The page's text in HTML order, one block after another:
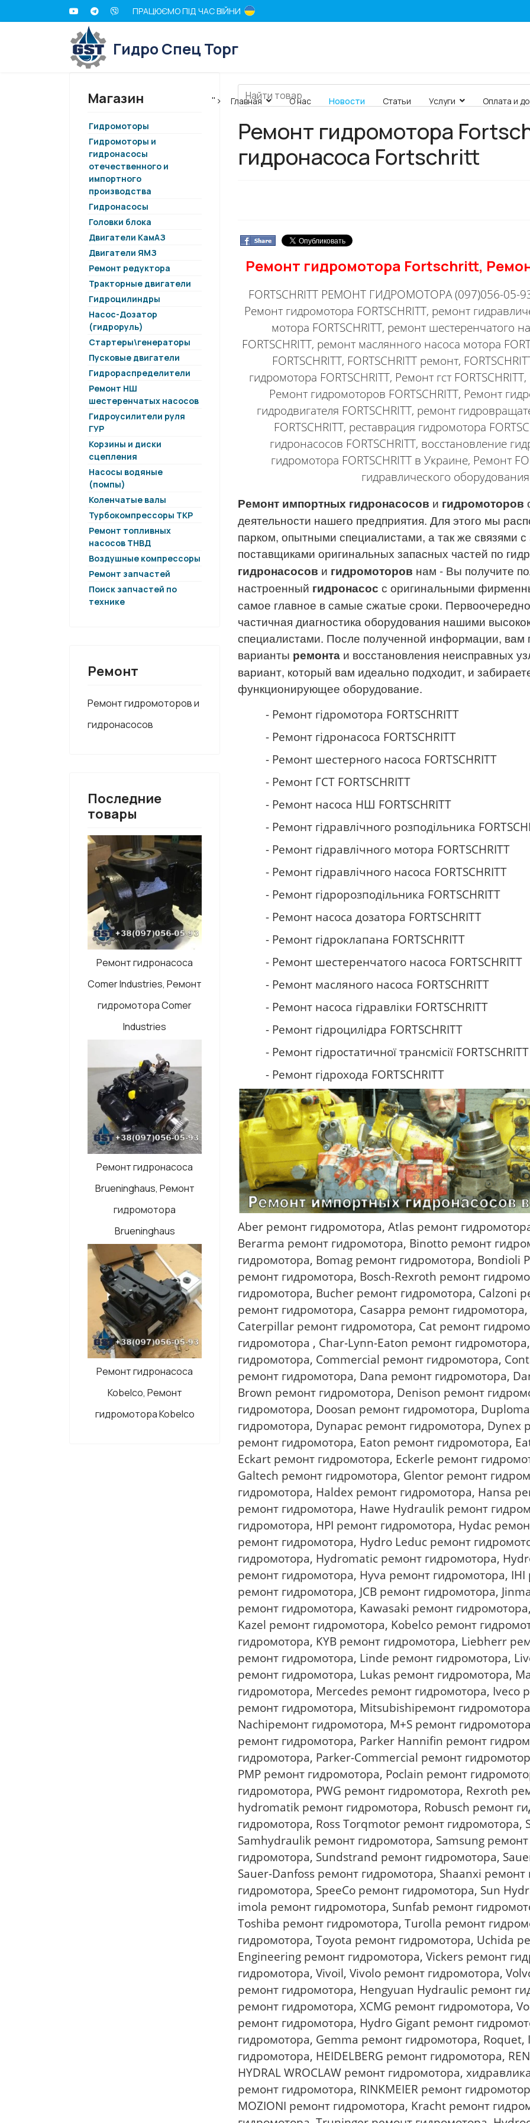
ПРАЦЮЄМО ПІД ЧАС ВІЙНИ
Гидро Спец Торг
"> Главная О нас Новости Статьи Услуги Оплата и
Магазин
Гидромоторы
Гидромоторы и
гидронасосы
отечественного и
импортного
производства
Гидронасосы
Головки блока
Двигатели КамАЗ
Двигатели ЯМЗ
Ремонт редуктора
Тракторные двигатели
Гидроцилиндры
Насос-Дозатор
(гидроруль)
Стартеры\генераторы
Пусковые двигатели
Гидрораспределители
Ремонт НШ
шестеренчатых насосов
Гидроусилители руля
ГУР
Корзины и диски
сцепления
Насосы водяные
(помпы)
Коленчатые валы
Турбокомпрессоры ТКР
Ремонт топливных
насосов ТНВД
Воздушные компрессоры
Ремонт запчастей
Поиск запчастей по
технике
Ремонт
Ремонт гидромоторов и
гидронасосов
Последние
товары
Ремонт гидронасоса
Comer Industries, Ремонт
гидромотора Comer
Industries
Ремонт гидронасоса
Brueninghaus, Ремонт
гидромотора
Brueninghaus
Ремонт гидронасоса
Kobelco, Ремонт
гидромотора Kobelco
Ремонт гидромотора
гидронасоса Fortschritt
Ремонт гидромотора Fortschritt,
FORTSCHRITT РЕМОНТ ГИДРОМОТОРА (097)056-05-
Ремонт гидромотора FORTSCHRITT, ремонт
мотора FORTSCHRITT, ремонт шестеренчатого
FORTSCHRITT, ремонт маслянного насоса мотора
FORTSCHRITT, FORTSCHRITTремонт,
гидромотора FORTSCHRITT, Ремонт гст FORTSCHRITT,
Ремонт гидромоторов FORTSCHRITT, Ремонт
гидродвигателя FORTSCHRITT, ремонт
FORTSCHRITT, реставрация гидромотора
гидронасосов FORTSCHRITT, восстановление
гидромотора FORTSCHRITTв Украине, Ремонт
гидравлического
Ремонт импортных гидронасосов и гидромоторов
деятельности нашего предприятия. Для этого мы
парком, опытными специалистами, а так же связями
поставщиками оригинальных запасных частей по
гидронасосов и гидромоторов нам - Вы получите
настроенный гидронасос с оригинальными
самое главное в самые сжатые сроки.
частичная диагностика оборудования нашими
специалистами. После полученной информации, вам
варианты ремонта и восстановления неисправных
вариант, который вам идеально подходит, и
функционирующее оборудование.
- Ремонт гідромотора FORTSCHRITT
- Ремонт гідронасоса FORTSCHRITT
- Ремонт шестерного насоса FORTSCHRITT
- Ремонт ГСТ FORTSCHRITT
- Ремонт насоса НШ FORTSCHRITT
- Ремонт гідравлічного розподільника
- Ремонт гідравлічного мотора FORTSCHRITT
- Ремонт гідравлічного насоса FORTSCHRITT
- Ремонт гідророзподільника FORTSCHRITT
- Ремонт насоса дозатора FORTSCHRITT
- Ремонт гідроклапана FORTSCHRITT
- Ремонт шестеренчатого насоса FORTSCHRITT
- Ремонт масляного насоса FORTSCHRITT
- Ремонт насоса гідравліки FORTSCHRITT
- Ремонт гідроцилідра FORTSCHRITT
- Ремонт гідростатичної трансмісії FORTSCHRITT
- Ремонт гідрохода FORTSCHRITT
Aber ремонт гидромотора, Atlas ремонт
Berarma ремонт гидромотора, Binotto ремонт
гидромотора, Bomag ремонт гидромотора, Bondioli
ремонт гидромотора, Bosch-Rexroth ремонт
гидромотора, Bucher ремонт гидромотора, Calzoni
ремонт гидромотора, Casappa ремонт
Caterpillar ремонт гидромотора, Cat ремонт
гидромотора , Char-Lynn-Eaton ремонт
гидромотора, Commercial ремонт гидромотора,
ремонт гидромотора, Dana ремонт гидромотора,
Brown ремонт гидромотора, Denison ремонт
гидромотора, Doosan ремонт гидромотора,
гидромотора, Dynapac ремонт гидромотора, Dynex
ремонт гидромотора, Eaton ремонт гидромотора,
Eckart ремонт гидромотора, Eckerle ремонт
Galtech ремонт гидромотора, Glentor ремонт
гидромотора, Haldex ремонт гидромотора, Hansa
ремонт гидромотора, Hawe Hydraulik ремонт
гидромотора, HPI ремонт гидромотора, Hydac
ремонт гидромотора, Hydro Leduc ремонт
гидромотора, Hydromatic ремонт гидромотора,
ремонт гидромотора, Hyva ремонт гидромотора,
ремонт гидромотора, JCB ремонт гидромотора,
ремонт гидромотора, Kawasaki ремонт
Kazel ремонт гидромотора, Kobelco ремонт
гидромотора, KYB ремонт гидромотора, Liebherr
ремонт гидромотора, Linde ремонт гидромотора,
ремонт гидромотора, Lukas ремонт гидромотора,
гидромотора, Mercedes ремонт гидромотора, Iveco
ремонт гидромотора, Mitsubishiремонт
Nachiремонт гидромотора, M+S ремонт
ремонт гидромотора, Parker Hannifin ремонт
гидромотора, Parker-Commercial ремонт
PMP ремонт гидромотора, Poclain ремонт
гидромотора, PWG ремонт гидромотора, Rexroth
hydromatik ремонт гидромотора, Robusch ремонт
гидромотора, Ross Torqmotor ремонт гидромотора,
Samhydraulik ремонт гидромотора, Samsung
гидромотора, Sundstrand ремонт гидромотора,
Sauer-Danfoss ремонт гидромотора, Shaanxi
гидромотора, SpeeCo ремонт гидромотора, Sun
imola ремонт гидромотора, Sunfab ремонт
Toshiba ремонт гидромотора, Turolla ремонт
гидромотора, Toyota ремонт гидромотора, Uchida
Engineering ремонт гидромотора, Vickers ремонт
гидромотора, Vivoil, Vivolo ремонт гидромотора,
ремонт гидромотора, Hengyuan Hydraulic ремонт
ремонт гидромотора, XCMG ремонт гидромотора,
ремонт гидромотора, Hydro Gigant ремонт
гидромотора, Gemma ремонт гидромотора, Roquet,
гидромотора, HEIDELBERG ремонт гидромотора,
HYDRAL WROCLAW ремонт гидромотора,
ремонт гидромотора, RINKMEIER ремонт
MOZIONI ремонт гидромотора, Kracht ремонт